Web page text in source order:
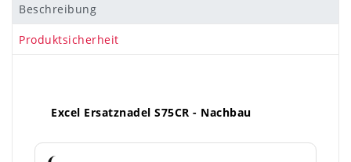
Beschreibung
Produktsicherheit
Excel Ersatznadel S75CR - Nachbau